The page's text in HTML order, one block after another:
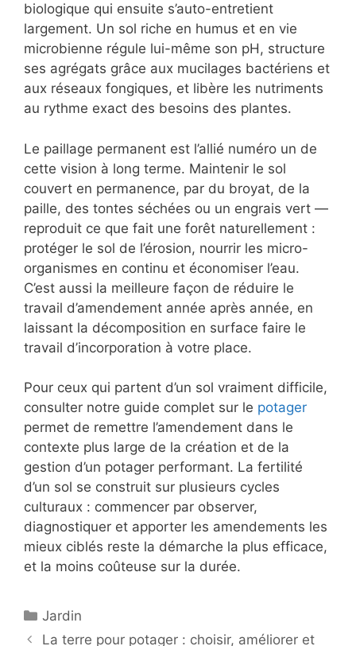
biologique qui ensuite s’auto-entretient
largement. Un sol riche en humus et en vie
microbienne régule lui-même son pH, structure
ses agrégats grâce aux mucilages bactériens et
aux réseaux fongiques, et libère les nutriments
au rythme exact des besoins des plantes.
Le paillage permanent est l’allié numéro un de
cette vision à long terme. Maintenir le sol
couvert en permanence, par du broyat, de la
paille, des tontes séchées ou un engrais vert —
reproduit ce que fait une forêt naturellement :
protéger le sol de l’érosion, nourrir les micro-
organismes en continu et économiser l’eau.
C’est aussi la meilleure façon de réduire le
travail d’amendement année après année, en
laissant la décomposition en surface faire le
travail d’incorporation à votre place.
Pour ceux qui partent d’un sol vraiment difficile,
consulter notre guide complet sur le potager
permet de remettre l’amendement dans le
contexte plus large de la création et de la
gestion d’un potager performant. La fertilité
d’un sol se construit sur plusieurs cycles
culturaux : commencer par observer,
diagnostiquer et apporter les amendements les
mieux ciblés reste la démarche la plus efficace,
et la moins coûteuse sur la durée.
Catégories
Jardin
La terre pour potager : choisir, améliorer et